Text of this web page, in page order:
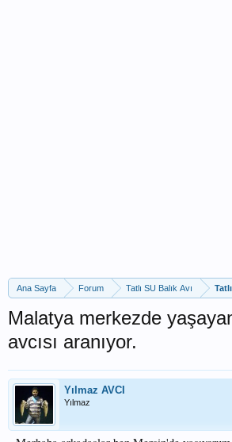
Ana Sayfa Forum Tatlı SU Balık Avı
Malatya merkezde
avcısı aranıyor.
Yılmaz AVCI
Yılmaz